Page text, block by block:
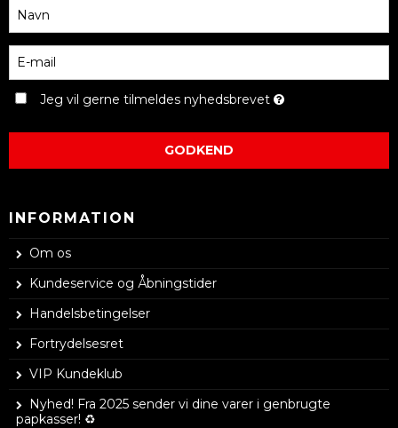
Jeg vil gerne tilmeldes nyhedsbrevet
GODKEND
INFORMATION
Om os
Kundeservice og Åbningstider
Handelsbetingelser
Fortrydelsesret
VIP Kundeklub
Nyhed! Fra 2025 sender vi dine varer i genbrugte
papkasser! ♻️